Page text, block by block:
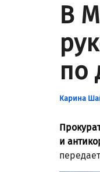
В
по
Карина
и